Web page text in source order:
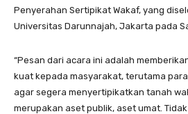
Penyerahan Sertipikat Wakaf, yang
Universitas Darunnajah, Jakarta pada
“Pesan dari acara ini adalah
kuat kepada masyarakat, terutama
agar segera menyertipikatkan tanah
merupakan aset publik, aset umat.